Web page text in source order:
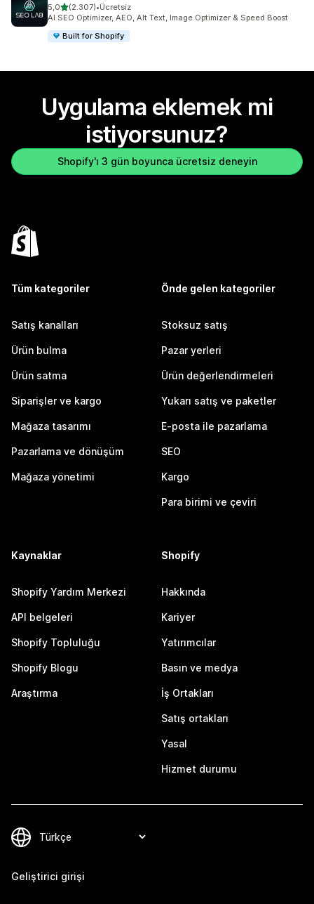
5,05 yıldız üzerinden
(2.307)
toplam 2307 değerlendirme
•Ücretsiz
AI SEO Optimizer, AEO, Alt Text, Image Optimizer & Speed Boost
Built for Shopify
Uygulama eklemek mi
istiyorsunuz?
Shopify'ı 3 gün boyunca ücretsiz deneyin
Tüm kategoriler
Satış kanalları
Ürün bulma
Ürün satma
Siparişler ve kargo
Mağaza tasarımı
Pazarlama ve dönüşüm
Mağaza yönetimi
Önde gelen kategoriler
Stoksuz satış
Pazar yerleri
Ürün değerlendirmeleri
Yukarı satış ve paketler
E-posta ile pazarlama
SEO
Kargo
Para birimi ve çeviri
Kaynaklar
Shopify Yardım Merkezi
API belgeleri
Shopify Topluluğu
Shopify Blogu
Araştırma
Shopify
Hakkında
Kariyer
Yatırımcılar
Basın ve medya
İş Ortakları
Satış ortakları
Yasal
Hizmet durumu
Geliştirici girişi